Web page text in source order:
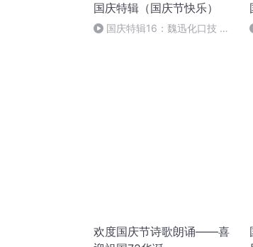
国庆特辑（国庆节快乐）
国庆特辑16：魏迅化口技 二
欢度国庆节诗歌朗诵——喜